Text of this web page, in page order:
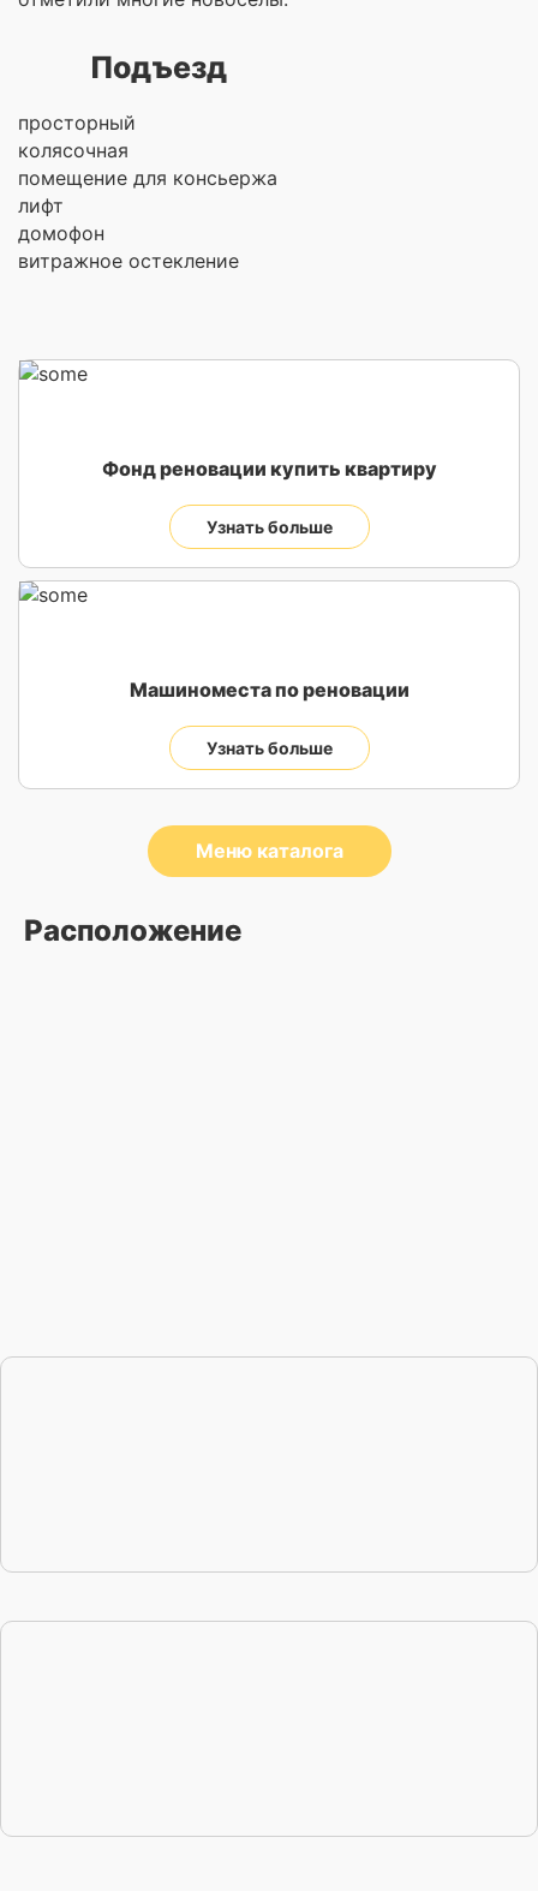
Подъезд
просторный
колясочная
помещение для консьержа
лифт
домофон
витражное остекление
Фонд реновации купить квартиру
Узнать больше
Машиноместа по реновации
Узнать больше
Меню каталога
Расположение